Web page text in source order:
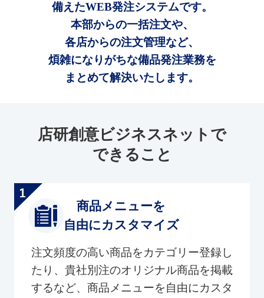
備えたWEB発注システムです。
本部からの一括注文や、
各店からの注文管理など、
煩雑になりがちな備品発注業務を
まとめて解決いたします。
店研創意ビジネスネットで
できること
商品メニューを
自由にカスタマイズ
注文頻度の高い商品をカテゴリー登録し
たり、貴社別注のオリジナル商品を掲載
するなど、商品メニューを自由にカスタ